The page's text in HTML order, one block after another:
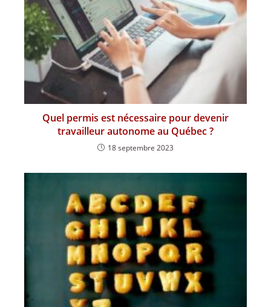
Quel permis est nécessaire pour devenir
travailleur autonome au Québec ?
18 septembre 2023